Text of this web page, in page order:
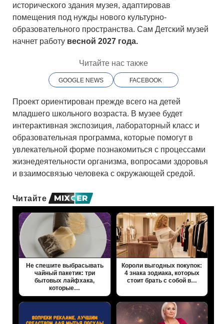
исторического здания музея, адаптировав
помещения под нужды нового культурно-
образовательного пространства. Сам Детский музей
начнет работу весной 2027 года.
Читайте нас также
GOOGLE NEWS FACEBOOK
Проект ориентирован прежде всего на детей
младшего школьного возраста. В музее будет
интерактивная экспозиция, лабораторный класс и
образовательная программа, которые помогут в
увлекательной форме познакомиться с процессами
жизнедеятельности организма, вопросами здоровья
и взаимосвязью человека с окружающей средой.
Читайте
Не спешите выбрасывать
чайный пакетик: три
бытовых лайфхака,
которые…
Короли выгодных покупок:
4 знака зодиака, которых
стоит брать с собой в…